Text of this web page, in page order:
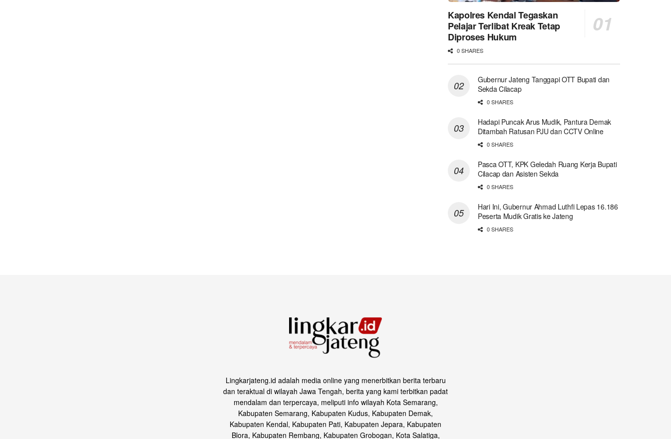
Kapolres Kendal Tegaskan
Pelajar Terlibat Kreak Tetap
Diproses Hukum
0 SHARES
Gubernur Jateng Tanggapi OTT Bupati dan
Sekda Cilacap
0 SHARES
Hadapi Puncak Arus Mudik, Pantura Demak
Ditambah Ratusan PJU dan CCTV Online
0 SHARES
Pasca OTT, KPK Geledah Ruang Kerja Bupati
Cilacap dan Asisten Sekda
0 SHARES
Hari Ini, Gubernur Ahmad Luthfi Lepas 16.186
Peserta Mudik Gratis ke Jateng
0 SHARES
Lingkarjateng.id adalah media online yang menerbitkan berita terbaru
dan teraktual di wilayah Jawa Tengah, berita yang kami terbitkan padat
mendalam dan terpercaya, meliputi info wilayah Kota Semarang,
Kabupaten Semarang, Kabupaten Kudus, Kabupaten Demak,
Kabupaten Kendal, Kabupaten Pati, Kabupaten Jepara, Kabupaten
Blora, Kabupaten Rembang, Kabupaten Grobogan, Kota Salatiga,